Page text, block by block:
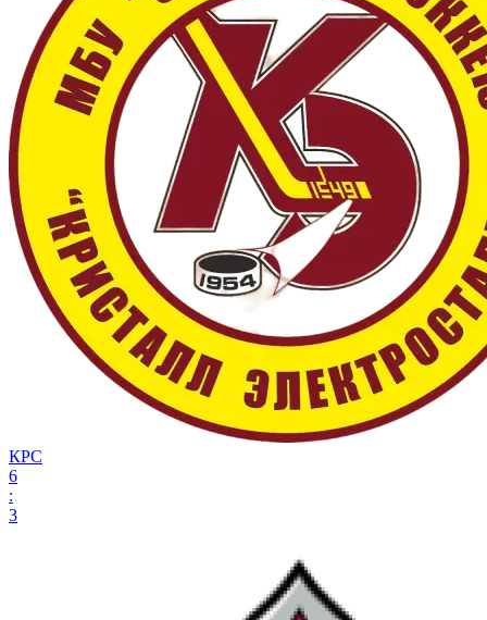
КРС
6
:
3